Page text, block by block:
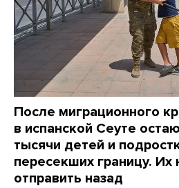
После миграционного
в испанской Сеуте
тысячи детей и
пересекших границу. Их
отправить назад